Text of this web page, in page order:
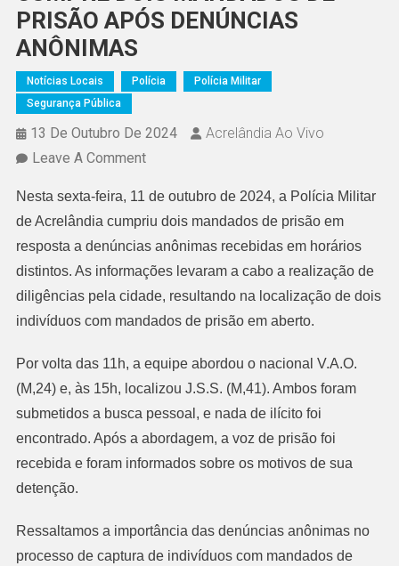
PRISÃO APÓS DENÚNCIAS
ANÔNIMAS
Notícias Locais Polícia
Polícia Militar
Segurança Pública
13 De Outubro De 2024
Acrelândia Ao Vivo
Leave A CommentOn
CUMPRE
DOIS
MANDADOS
DE
PRISÃO
APÓS
DENÚNCIAS
ANÔNIMAS
Nesta sexta-feira, 11 de outubro de 2024, a Polícia Militar
de Acrelândia cumpriu dois mandados de prisão em
resposta a denúncias anônimas recebidas em horários
distintos. As informações levaram a cabo a realização de
diligências pela cidade, resultando na localização de dois
indivíduos com mandados de prisão em aberto.
Por volta das 11h, a equipe abordou o nacional V.A.O.
(M,24) e, às 15h, localizou J.S.S. (M,41). Ambos foram
submetidos a busca pessoal, e nada de ilícito foi
encontrado. Após a abordagem, a voz de prisão foi
recebida e foram informados sobre os motivos de sua
detenção.
Ressaltamos a importância das denúncias anônimas no
processo de captura de indivíduos com mandados de